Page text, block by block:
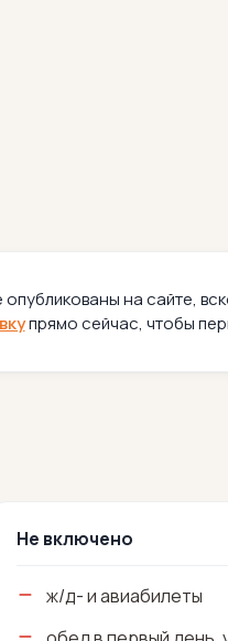
на сайте,
прямо сейчас, чтобы
Не включено
ж/д- и авиабилеты